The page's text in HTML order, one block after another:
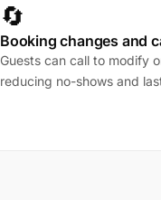
🔄
Booking changes and
Guests can call to modify
reducing no-shows and